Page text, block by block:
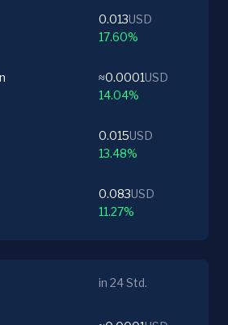
0.013USD
17.60%
≈0.0001USD
14.04%
0.015USD
13.48%
0.083USD
11.27%
in 24 Std.